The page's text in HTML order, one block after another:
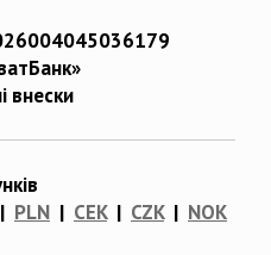
внески
PLN | CEK| CZK| NOK